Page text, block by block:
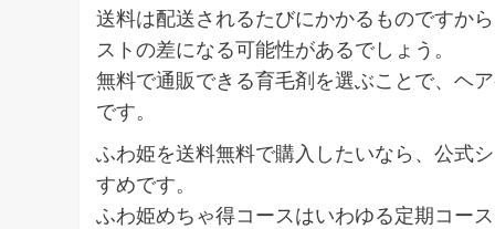
送料は配送されるたびにかかるものですか
ストの差になる可能性があるでしょう。
無料で通販できる育毛剤を選ぶことで、ヘ
です。
ふわ姫を送料無料で購入したいなら、公式
すめです。
ふわ姫めちゃ得コースはいわゆる定期コー